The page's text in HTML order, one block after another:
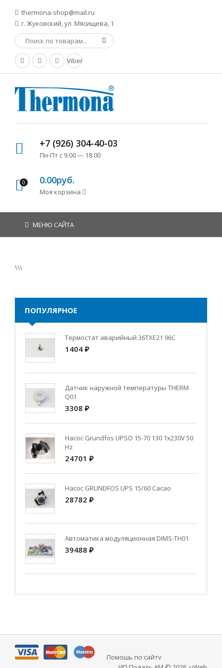
thermona-shop@mail.ru
г. Жуковский, ул. Мясищева, 1
Viber
+7 (926) 304-40-03
Пн-Пт с 9.00 — 18.00
0 0.00руб.
Моя корзина
МЕНЮ САЙТА
\\\
ПОПУЛЯРНОЕ
Термостат аварийный 36TXE21 96C
1404 ₽
Датчик наружной температуры THERM
Q01
3308 ₽
Насос Grundfos UPSO 15-70 130 1x230V 50
Hz
24701 ₽
Насос GRUNDFOS UPS 15/60 Cacao
28782 ₽
Автоматика модуляционная DIMS-TH01
39488 ₽
Помощь по сайту